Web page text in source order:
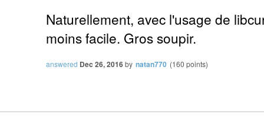
Naturellement, avec l'usage de
moins facile. Gros soupir.
answered Dec 26, 2016by natan770 (160 points)